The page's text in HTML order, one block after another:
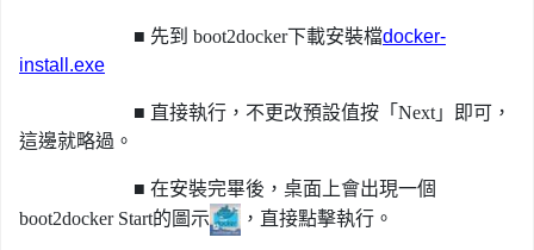
■ 先到 boot2docker下載安裝檔docker-
install.exe
■ 直接執行，不更改預設值按「Next」即可，
這邊就略過。
■ 在安裝完畢後，桌面上會出現一個
boot2docker Start的圖示
，直接點擊執行。